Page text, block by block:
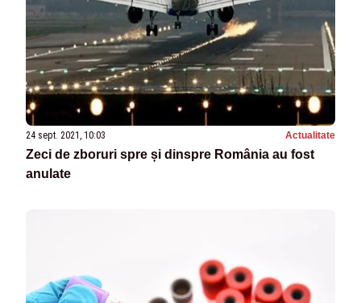
24 sept. 2021, 10:03 Actualitate
Zeci de zboruri spre și dinspre România au fost
anulate